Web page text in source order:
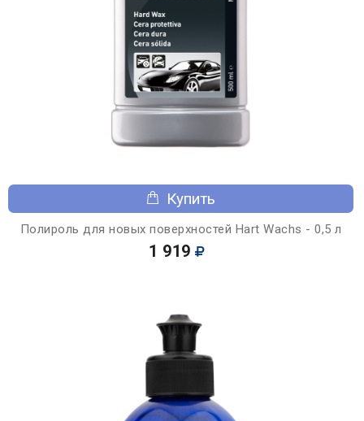
Купить
Полироль для новых поверхностей Hart Wachs - 0,5 л
1 919